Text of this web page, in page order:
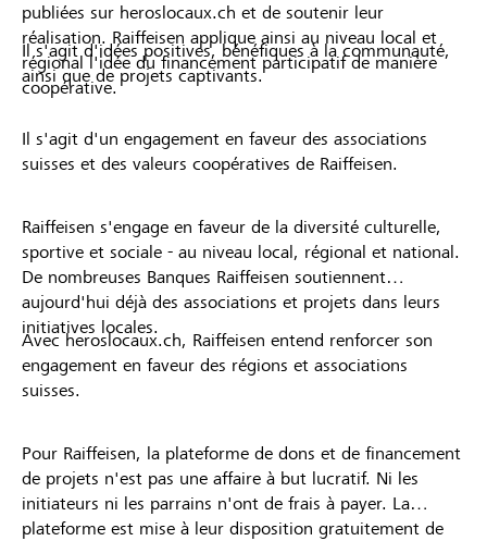
publiées sur heroslocaux.ch et de soutenir leur
réalisation. Raiffeisen applique ainsi au niveau local et
régional l'idée du financement participatif de manière
coopérative.
Il s'agit d'idées positives, bénéfiques à la communauté,
ainsi que de projets captivants.
Il s'agit d'un engagement en faveur des associations
suisses et des valeurs coopératives de Raiffeisen.
Raiffeisen s'engage en faveur de la diversité culturelle,
sportive et sociale - au niveau local, régional et national.
De nombreuses Banques Raiffeisen soutiennent
aujourd'hui déjà des associations et projets dans leurs
initiatives locales.
Avec heroslocaux.ch, Raiffeisen entend renforcer son
engagement en faveur des régions et associations
suisses.
Pour Raiffeisen, la plateforme de dons et de financement
de projets n'est pas une affaire à but lucratif. Ni les
initiateurs ni les parrains n'ont de frais à payer. La
plateforme est mise à leur disposition gratuitement de